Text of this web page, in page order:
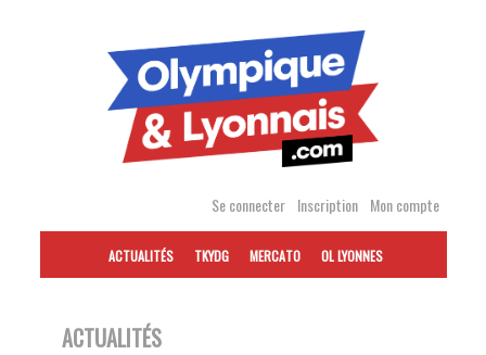
Se connecter Inscription Mon compte
ACTUALITÉS TKYDG MERCATO OL LYONNES
ACTUALITÉS